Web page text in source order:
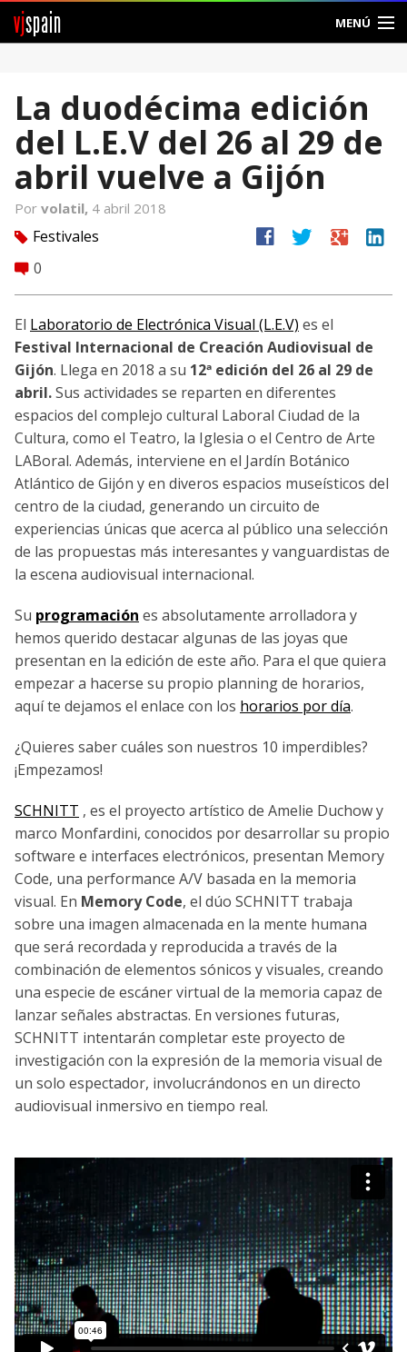
vjspain MENÚ
Foros
Noticias
Ayuda
Entrar
Crear Cuenta
La duodécima edición
del L.E.V del 26 al 29 de
abril vuelve a Gijón
Por volatil, 4 abril 2018
tag Festivales
comment 0
facebook twitter google linkedin
El Laboratorio de Electrónica Visual (L.E.V) es el
Festival Internacional de Creación Audiovisual de
Gijón. Llega en 2018 a su 12ª edición del 26 al 29 de
abril.Sus actividades se reparten en diferentes
espacios del complejo cultural Laboral Ciudad de la
Cultura, como el Teatro, la Iglesia o el Centro de Arte
LABoral. Además, interviene en el Jardín Botánico
Atlántico de Gijón y en diveros espacios museísticos del
centro de la ciudad, generando un circuito de
experiencias únicas que acerca al público una selección
de las propuestas más interesantes y vanguardistas de
la escena audiovisual internacional.
Su programación es absolutamente arrolladora y
hemos querido destacar algunas de las joyas que
presentan en la edición de este año. Para el que quiera
empezar a hacerse su propio planning de horarios,
aquí te dejamos el enlace con los horarios por día.
¿Quieres saber cuáles son nuestros 10 imperdibles?
¡Empezamos!
SCHNITT , es el proyecto artístico de Amelie Duchow y
marco Monfardini, conocidos por desarrollar su propio
software e interfaces electrónicos, presentan Memory
Code, una performance A/V basada en la memoria
visual. En Memory Code, el dúo SCHNITT trabaja
sobre una imagen almacenada en la mente humana
que será recordada y reproducida a través de la
combinación de elementos sónicos y visuales, creando
una especie de escáner virtual de la memoria capaz de
lanzar señales abstractas. En versiones futuras,
SCHNITT intentarán completar este proyecto de
investigación con la expresión de la memoria visual de
un solo espectador, involucrándonos en un directo
audiovisual inmersivo en tiempo real.